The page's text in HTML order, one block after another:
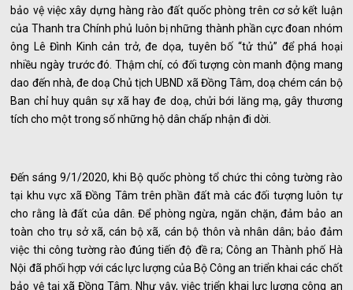
bảo vệ việc xây dựng hàng rào đất quốc phòng trên cơ sở kết luận
của Thanh tra Chính phủ luôn bị những thành phần cực đoan nhóm
ông Lê Đình Kinh cản trở, đe dọa, tuyên bố “tử thủ” để phá hoại
nhiều ngày trước đó. Thậm chí, có đối tượng còn manh động mang
dao đến nhà, đe doạ Chủ tịch UBND xã Đồng Tâm, doạ chém cán bộ
Ban chỉ huy quân sự xã hay đe doạ, chửi bới lăng mạ, gây thương
tích cho một trong số những hộ dân chấp nhận đi dời.
Đến sáng 9/1/2020, khi Bộ quốc phòng tổ chức thi công tường rào
tại khu vực xã Đồng Tâm trên phần đất mà các đối tượng luôn tự
cho rằng là đất của dân. Để phòng ngừa, ngăn chặn, đảm bảo an
toàn cho trụ sở xã, cán bộ xã, cán bộ thôn và nhân dân; bảo đảm
việc thi công tường rào đúng tiến độ đề ra; Công an Thành phố Hà
Nội đã phối hợp với các lực lượng của Bộ Công an triển khai các chốt
bảo vệ tại xã Đồng Tâm. Như vậy, việc triển khai lực lượng công an